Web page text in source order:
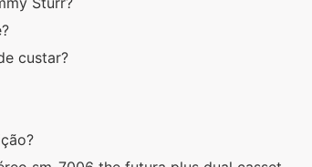
custar?